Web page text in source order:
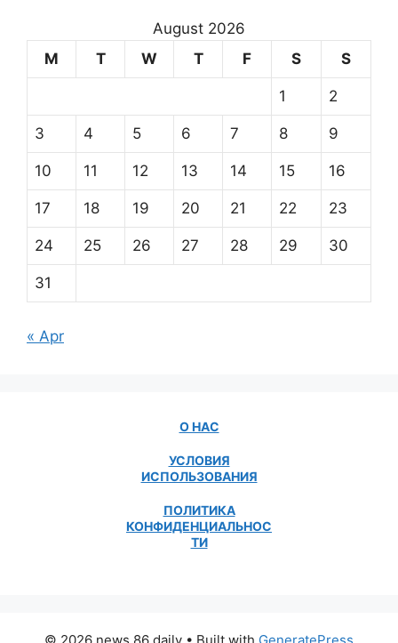
August 2026
M
T W T F S S
1 2
3 4 5 6 7 8 9
10 11 12 13 14 15 16
17 18 19 20 21 22 23
24 25 26 27 28 29 30
31
« Apr
О НАС
УСЛОВИЯ
ИСПОЛЬЗОВАНИЯ
ПОЛИТИКА
КОНФИДЕНЦИАЛЬНОС
ТИ
© 2026 news 86 daily • Built with GeneratePress